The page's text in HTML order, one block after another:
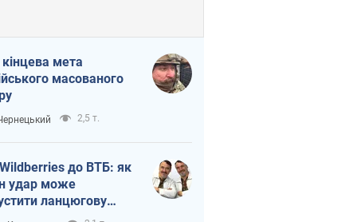
мета
масованого
2,5 т.
до ВТБ: як
удар може
ланцюгову
в Росії